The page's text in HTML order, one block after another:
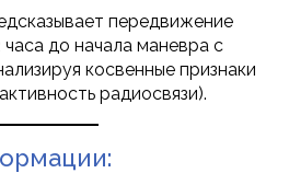
передвижение
часа до начала маневра с
косвенные признаки
радиосвязи).